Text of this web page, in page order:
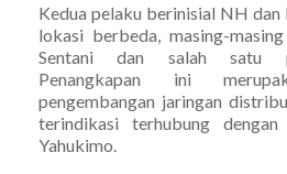
Kedua pelaku berinisial NH
lokasi berbeda, masing-
Sentani dan salah satu
Penangkapan ini
pengembangan jaringan
terindikasi terhubung
Yahukimo.